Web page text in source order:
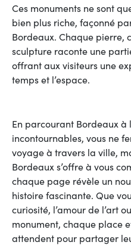
Ces monuments ne sont
bien plus riche, façonné
Bordeaux. Chaque pierre,
sculpture raconte une
offrant aux visiteurs une
temps et l’espace.
En parcourant Bordeaux à
incontournables, vous ne
voyage à travers la ville,
Bordeaux s’offre à vous
chaque page révèle un
histoire fascinante. Que
curiosité, l’amour de l’art
monument, chaque place
attendent pour partager